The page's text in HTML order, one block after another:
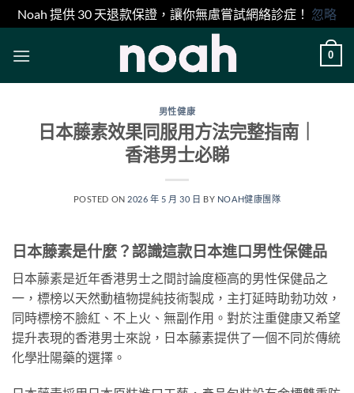
Noah 提供 30 天退款保證，讓你無慮嘗試網絡診症！ 忽略
0
男性健康
日本藤素效果同服用方法完整指南｜
香港男士必睇
POSTED ON 2026 年 5 月 30 日 BY NOAH健康團隊
日本藤素是什麼？認識這款日本進口男性保健品
日本藤素是近年香港男士之間討論度極高的男性保健品之
一，標榜以天然動植物提純技術製成，主打延時助勃功效，
同時標榜不臉紅、不上火、無副作用。對於注重健康又希望
提升表現的香港男士來說，日本藤素提供了一個不同於傳統
化學壯陽藥的選擇。